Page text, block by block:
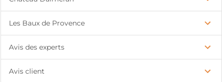
Les Baux de Provence
Avis des experts
Avis client